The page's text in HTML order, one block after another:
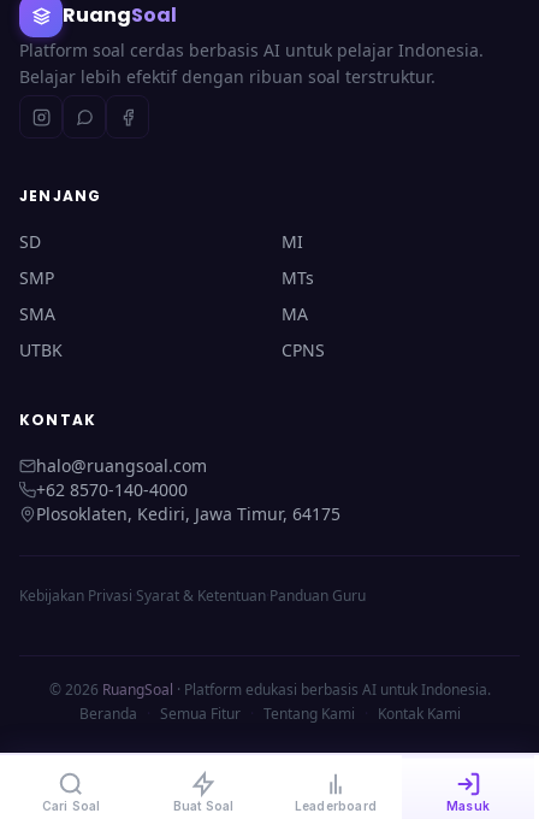
RuangSoal
Platform soal cerdas berbasis AI untuk pelajar Indonesia.
Belajar lebih efektif dengan ribuan soal terstruktur.
JENJANG
SD
MI
SMP
MTs
SMA
MA
UTBK
CPNS
KONTAK
halo@ruangsoal.com
+62 8570-140-4000
Plosoklaten, Kediri, Jawa Timur, 64175
Kebijakan Privasi Syarat & Ketentuan Panduan Guru
© 2026 RuangSoal · Platform edukasi berbasis AI untuk Indonesia.
Beranda
Semua Fitur Tentang Kami Kontak Kami
Cari Soal Buat Soal Leaderboard Masuk